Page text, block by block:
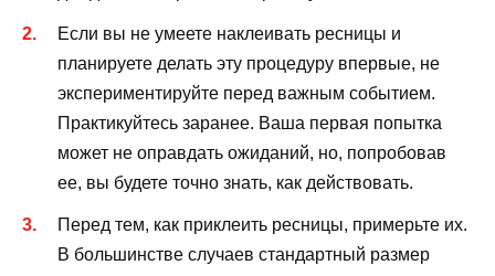
Если вы не умеете наклеивать ресницы и
планируете делать эту процедуру впервые, не
экспериментируйте перед важным событием.
Практикуйтесь заранее. Ваша первая попытка
может не оправдать ожиданий, но, попробовав
ее, вы будете точно знать, как действовать.
Перед тем, как приклеить ресницы, примерьте их.
В большинстве случаев стандартный размер